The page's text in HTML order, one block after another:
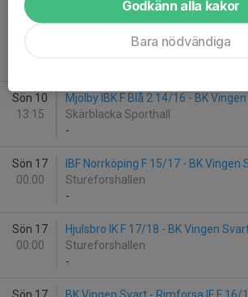
Sön 10
Skärblacka Sporthall
Sön 10
13:15
Mjölby IBK F Blå 2 14/16 - BK Vingen
Skärblacka Sporthall
-
Sön 17
00:00
IBF Norrköping F 15/17 - BK Vingen
Stureforshallen
-
Sön 17
00:00
Hjulsbro IK F 17/18 - BK Vingen
Stureforshallen
-
Godkänn alla kakor
Bara nödvändiga